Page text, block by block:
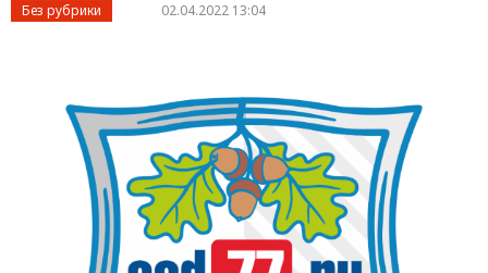
Без рубрики 02.04.2022 13:04